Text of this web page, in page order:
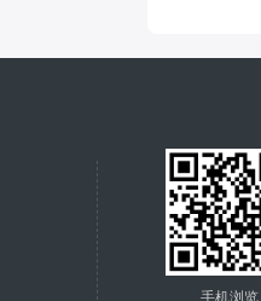
手机浏览